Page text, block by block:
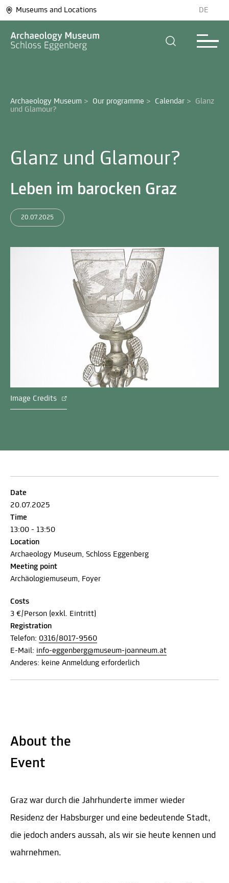
Museums and Locations DE
Archaeology Museum > Our programme > Calendar > Glanz
und Glamour?
Glanz und Glamour?
Leben im barocken Graz
20.07.2025
Image Credits
Date
20.07.2025
Time
13:00 - 13:50
Location
Archaeology Museum, Schloss Eggenberg
Meeting point
Archäologiemuseum, Foyer
Costs
3 €/Person (exkl. Eintritt)
Registration
Telefon: 0316/8017-9560
E-Mail: info-eggenberg@museum-joanneum.at
Anderes: keine Anmeldung erforderlich
About the
Event
Graz war durch die Jahrhunderte immer wieder
Residenz der Habsburger und eine bedeutende Stadt,
die jedoch anders aussah, als wir sie heute kennen und
wahrnehmen.